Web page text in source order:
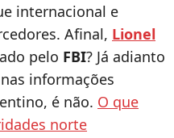
internacional e
Afinal, Lionel
pelo FBI? Já adianto
informações
é não. O que
norte